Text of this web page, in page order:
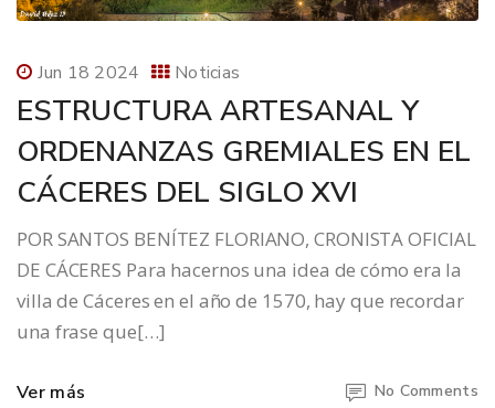
Jun 18 2024 Noticias
ESTRUCTURA ARTESANAL Y
ORDENANZAS GREMIALES EN EL
CÁCERES DEL SIGLO XVI
POR SANTOS BENÍTEZ FLORIANO, CRONISTA OFICIAL
DE CÁCERES Para hacernos una idea de cómo era la
villa de Cáceres en el año de 1570, hay que recordar
una frase que[…]
Ver más No Comments